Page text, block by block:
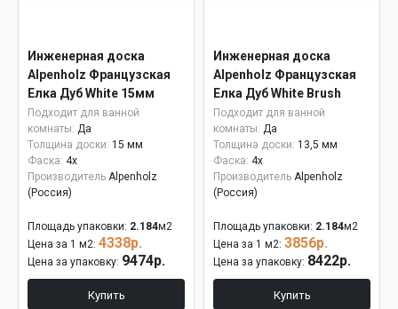
Инженерная доска
Alpenholz Французская
Елка Дуб White 15мм
Подходит для ванной
комнаты: Да
Толщина доски: 15 мм
Фаска: 4x
Производитель Alpenholz
(Россия)
Площадь упаковки: 2.184м2
Цена за 1 м2: 4338р.
Цена за упаковку: 9474р.
Купить
Инженерная доска
Alpenholz Французская
Елка Дуб White Brush
Подходит для ванной
комнаты: Да
Толщина доски: 13,5 мм
Фаска: 4x
Производитель Alpenholz
(Россия)
Площадь упаковки: 2.184м2
Цена за 1 м2: 3856р.
Цена за упаковку: 8422р.
Купить